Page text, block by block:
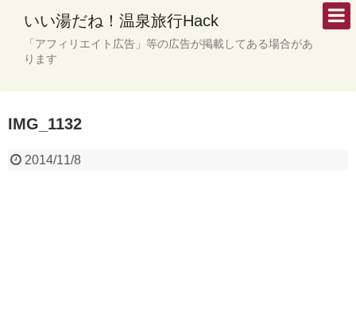
いい湯だね！温泉旅行Hack
「アフィリエイト広告」等の広告が掲載してある場合があ
ります
IMG_1132
2014/11/8